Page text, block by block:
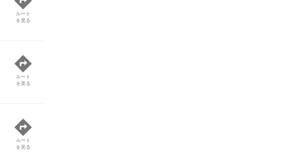
ルート
を見る
ルート
を見る
ルート
を見る